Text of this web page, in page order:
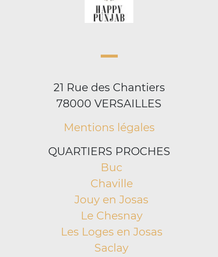
21 Rue des Chantiers
78000 VERSAILLES
Mentions légales
QUARTIERS PROCHES
Buc
Chaville
Jouy en Josas
Le Chesnay
Les Loges en Josas
Saclay